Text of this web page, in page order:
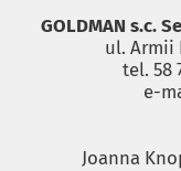
GOLDMAN s.c.
ul. Armii
tel. 58
e-
Joanna